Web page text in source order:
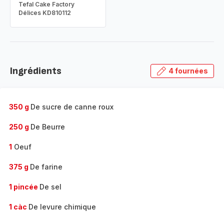
Tefal Cake Factory
Délices KD810112
Ingrédients 4 fournées
350 g De sucre de canne roux
250 g De Beurre
1 Oeuf
375 g De farine
1 pincée De sel
1 càc De levure chimique